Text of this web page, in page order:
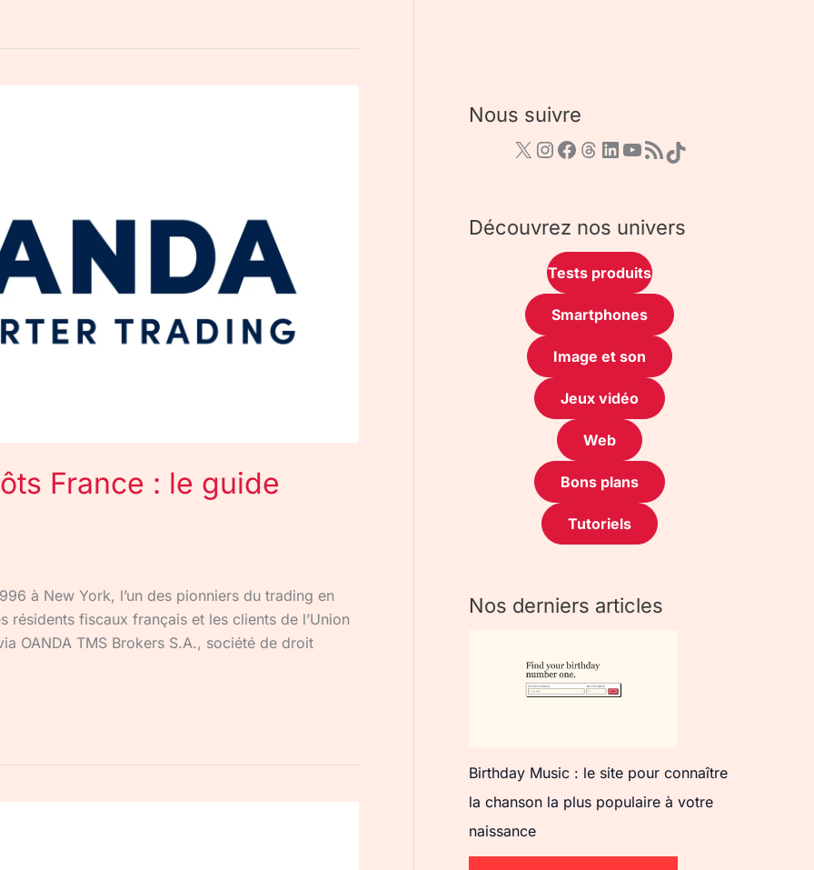
France : le guide
à New York, l’un des pionniers du trading en
résidents fiscaux français et les clients de l’Union
OANDA TMS Brokers S.A., société de droit
Nous suivre
Découvrez nos univers
Tests produits
Smartphones
Image et son
Jeux vidéo
Web
Bons plans
Tutoriels
Nos derniers articles
Birthday Music : le site pour connaître
la chanson la plus populaire à votre
naissance